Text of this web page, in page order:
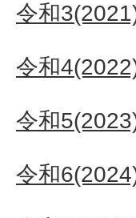
令和
令和
令和
令和